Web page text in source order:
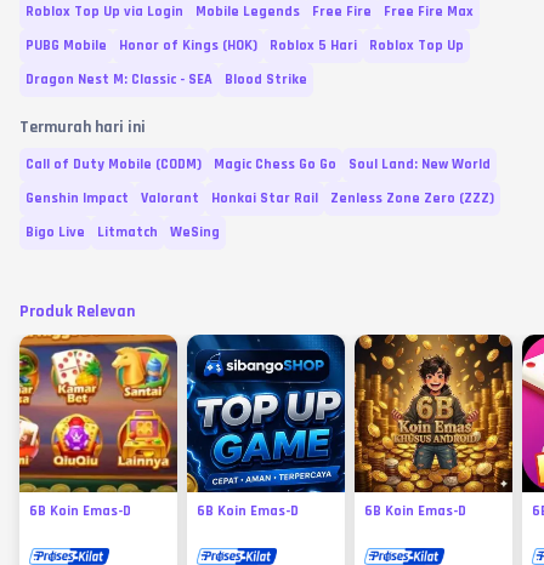
Roblox Top Up via Login Mobile Legends Free Fire
Free Fire Max
PUBG Mobile
Honor of Kings (HOK) Roblox 5 Hari
Roblox Top Up
Dragon Nest M: Classic - SEA
Blood Strike
Termurah hari ini
Call of Duty Mobile (CODM) Magic Chess Go Go
Soul Land: New World
Genshin Impact
Valorant Honkai Star Rail
Zenless Zone Zero (ZZZ)
Bigo Live
Litmatch WeSing
Produk Relevan
6B Koin Emas-D 6B Koin Emas-D 6B Koin Emas-D